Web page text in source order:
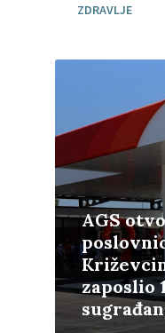
ZDRAVLJE
AGS
zaposlio
Pročitajte